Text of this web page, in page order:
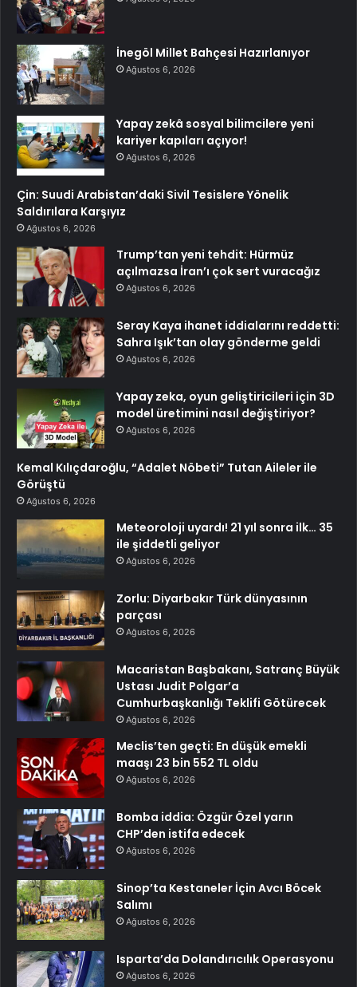
İnegöl Millet Bahçesi Hazırlanıyor
Ağustos 6, 2026
Yapay zekâ sosyal bilimcilere yeni
kariyer kapıları açıyor!
Ağustos 6, 2026
Çin: Suudi Arabistan’daki Sivil Tesislere Yönelik
Saldırılara Karşıyız
Ağustos 6, 2026
Trump’tan yeni tehdit: Hürmüz
açılmazsa İran’ı çok sert vuracağız
Ağustos 6, 2026
Seray Kaya ihanet iddialarını reddetti:
Sahra Işık’tan olay gönderme geldi
Ağustos 6, 2026
Yapay zeka, oyun geliştiricileri için 3D
model üretimini nasıl değiştiriyor?
Ağustos 6, 2026
Kemal Kılıçdaroğlu, “Adalet Nöbeti” Tutan Aileler ile
Görüştü
Ağustos 6, 2026
Meteoroloji uyardı! 21 yıl sonra ilk… 35
ile şiddetli geliyor
Ağustos 6, 2026
Zorlu: Diyarbakır Türk dünyasının
parçası
Ağustos 6, 2026
Macaristan Başbakanı, Satranç Büyük
Ustası Judit Polgar’a
Cumhurbaşkanlığı Teklifi Götürecek
Ağustos 6, 2026
Meclis’ten geçti: En düşük emekli
maaşı 23 bin 552 TL oldu
Ağustos 6, 2026
Bomba iddia: Özgür Özel yarın
CHP’den istifa edecek
Ağustos 6, 2026
Sinop’ta Kestaneler İçin Avcı Böcek
Salımı
Ağustos 6, 2026
Isparta’da Dolandırıcılık Operasyonu
Ağustos 6, 2026